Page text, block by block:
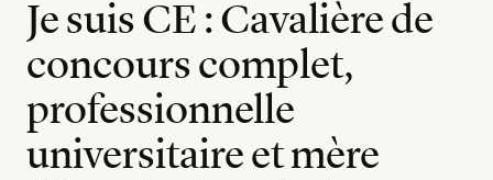
Je suis CE : Cavalière de
concours complet,
professionnelle
universitaire et mère